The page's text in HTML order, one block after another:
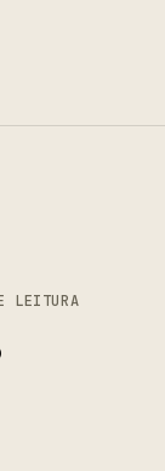
LEITURA